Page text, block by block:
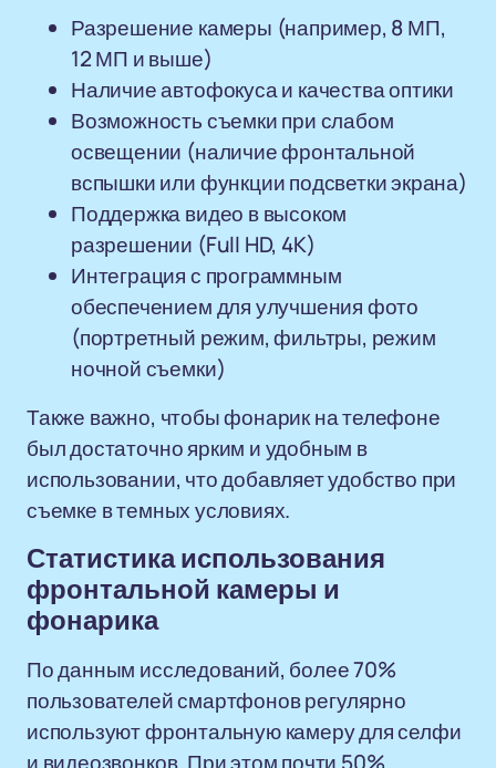
Разрешение камеры (например, 8 МП,
12 МП и выше)
Наличие автофокуса и качества оптики
Возможность съемки при слабом
освещении (наличие фронтальной
вспышки или функции подсветки экрана)
Поддержка видео в высоком
разрешении (Full HD, 4K)
Интеграция с программным
обеспечением для улучшения фото
(портретный режим, фильтры, режим
ночной съемки)
Также важно, чтобы фонарик на телефоне
был достаточно ярким и удобным в
использовании, что добавляет удобство при
съемке в темных условиях.
Статистика использования
фронтальной камеры и
фонарика
По данным исследований, более 70%
пользователей смартфонов регулярно
используют фронтальную камеру для селфи